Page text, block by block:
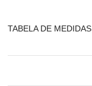
TABELA DE MEDIDAS